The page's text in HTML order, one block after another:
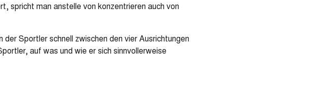
spricht man anstelle von konzentrieren auch von
Sportler schnell zwischen den vier Ausrichtungen
auf was und wie er sich sinnvollerweise